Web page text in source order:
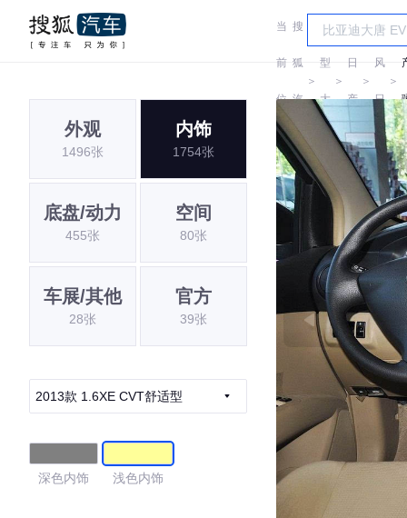
当
前
位
置:
搜
狐
汽
车
＞
车
型
大
全
＞
日
产
＞
东
风
日
产
＞
外观
1496张
内饰
1754张
底盘/动力
455张
空间
80张
车展/其他
28张
官方
39张
2013款 1.6XE CVT舒适型
深色内饰 浅色内饰